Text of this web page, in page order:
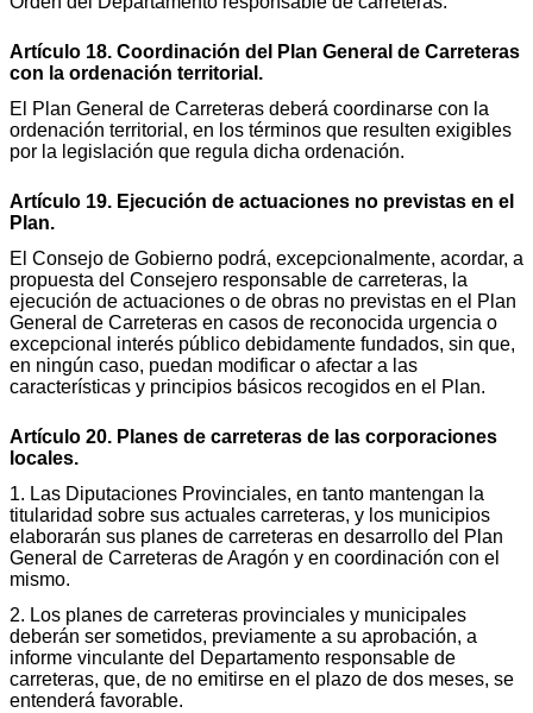
Artículo 18. Coordinación del Plan General de Carreteras
con la ordenación territorial.
El Plan General de Carreteras deberá coordinarse con la
ordenación territorial, en los términos que resulten exigibles
por la legislación que regula dicha ordenación.
Artículo 19. Ejecución de actuaciones no previstas en el
Plan.
El Consejo de Gobierno podrá, excepcionalmente, acordar, a
propuesta del Consejero responsable de carreteras, la
ejecución de actuaciones o de obras no previstas en el Plan
General de Carreteras en casos de reconocida urgencia o
excepcional interés público debidamente fundados, sin que,
en ningún caso, puedan modificar o afectar a las
características y principios básicos recogidos en el Plan.
Artículo 20. Planes de carreteras de las corporaciones
locales.
1. Las Diputaciones Provinciales, en tanto mantengan la
titularidad sobre sus actuales carreteras, y los municipios
elaborarán sus planes de carreteras en desarrollo del Plan
General de Carreteras de Aragón y en coordinación con el
mismo.
2. Los planes de carreteras provinciales y municipales
deberán ser sometidos, previamente a su aprobación, a
informe vinculante del Departamento responsable de
carreteras, que, de no emitirse en el plazo de dos meses, se
entenderá favorable.